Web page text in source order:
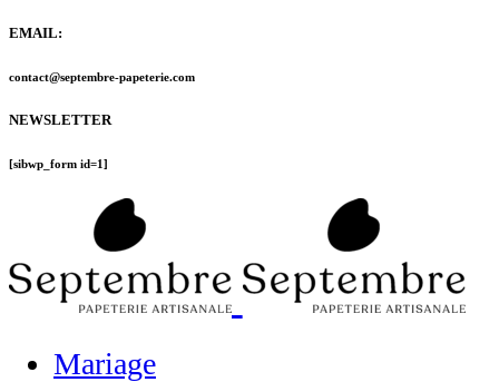
EMAIL:
contact@septembre-papeterie.com
NEWSLETTER
[sibwp_form id=1]
Mariage